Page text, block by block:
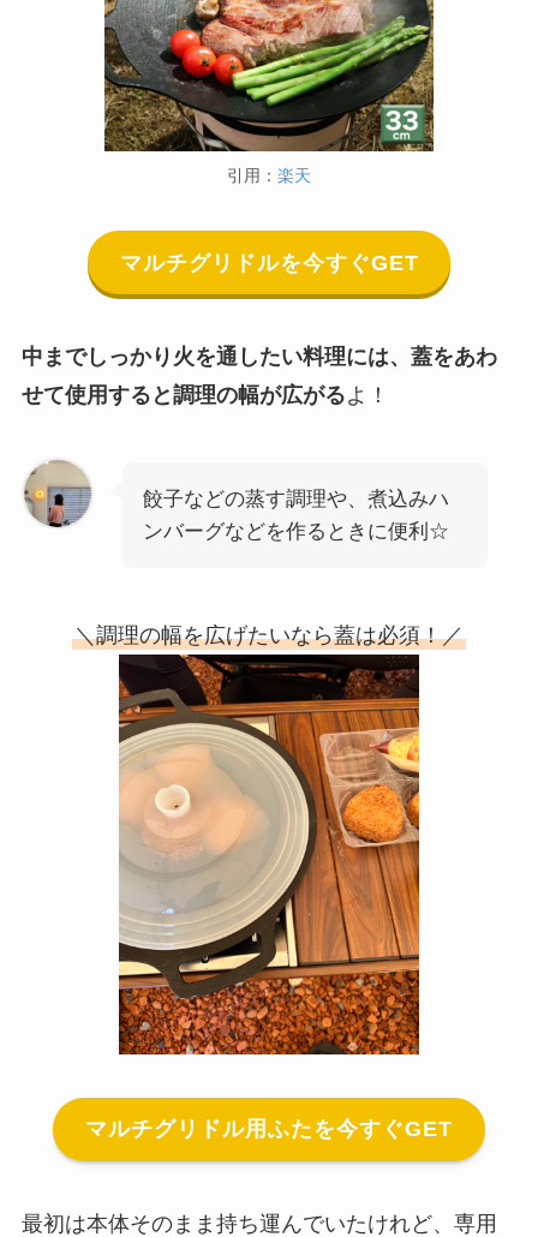
引用： 楽天
マルチグリドルを今すぐGET
中までしっかり火を通したい料理には、蓋をあわ
せて使用すると調理の幅が広がるよ！
餃子などの蒸す調理や、煮込みハ
ンバーグなどを作るときに便利☆
＼調理の幅を広げたいなら蓋は必須！／
マルチグリドル用ふたを今すぐGET
最初は本体そのまま持ち運んでいたけれど、専用